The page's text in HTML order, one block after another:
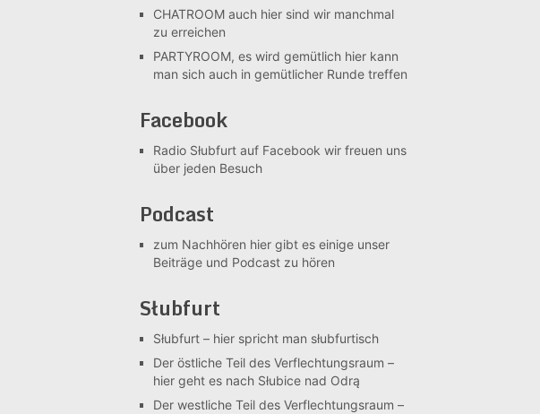
CHATROOM auch hier sind wir manchmal
zu erreichen
PARTYROOM, es wird gemütlich hier kann
man sich auch in gemütlicher Runde treffen
Facebook
Radio Słubfurt auf Facebook wir freuen uns
über jeden Besuch
Podcast
zum Nachhören hier gibt es einige unser
Beiträge und Podcast zu hören
Słubfurt
Słubfurt – hier spricht man słubfurtisch
Der östliche Teil des Verflechtungsraum –
hier geht es nach Słubice nad Odrą
Der westliche Teil des Verflechtungsraum –